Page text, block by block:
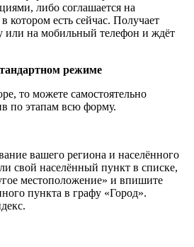
либо соглашается на
котором есть сейчас. Получает
или на мобильный телефон и ждёт
режиме
то можете самостоятельно
по этапам всю форму.
вашего региона и населённого
свой населённый пункт в списке,
местоположение» и впишите
пункта в графу «Город».